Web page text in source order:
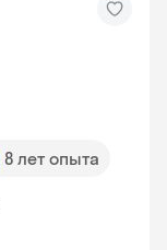
8 лет опыта